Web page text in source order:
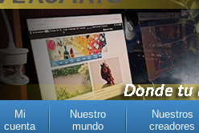
Mi
cuenta
Nuestro
mundo
Nuestros
creadores